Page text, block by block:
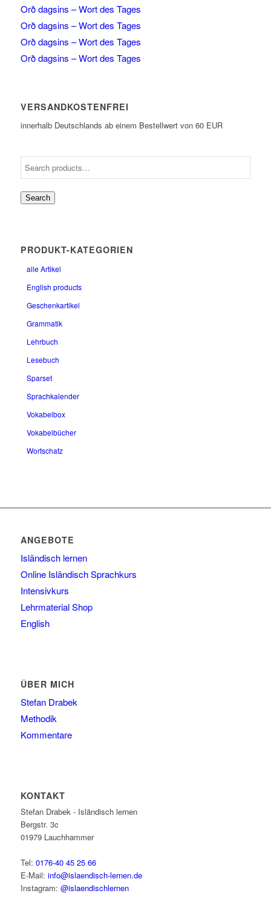
Orð dagsins – Wort des Tages
Orð dagsins – Wort des Tages
Orð dagsins – Wort des Tages
Orð dagsins – Wort des Tages
VERSANDKOSTENFREI
innerhalb Deutschlands ab einem Bestellwert von 60 EUR
Search
PRODUKT-KATEGORIEN
alle Artikel
English products
Geschenkartikel
Grammatik
Lehrbuch
Lesebuch
Sparset
Sprachkalender
Vokabelbox
Vokabelbücher
Wortschatz
ANGEBOTE
Isländisch lernen
Online Isländisch Sprachkurs
Intensivkurs
Lehrmaterial Shop
English
ÜBER MICH
Stefan Drabek
Methodik
Kommentare
KONTAKT
Stefan Drabek - Isländisch lernen
Bergstr. 3c
01979 Lauchhammer
Tel: 0176-40 45 25 66
E-Mail: info@islaendisch-lernen.de
Instagram: @islaendischlernen